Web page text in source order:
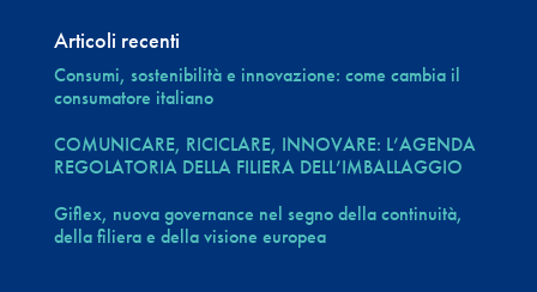
Articoli recenti
Consumi, sostenibilità e innovazione: come cambia il
consumatore italiano
COMUNICARE, RICICLARE, INNOVARE: L’AGENDA
REGOLATORIA DELLA FILIERA DELL’IMBALLAGGIO
Giflex, nuova governance nel segno della continuità,
della filiera e della visione europea